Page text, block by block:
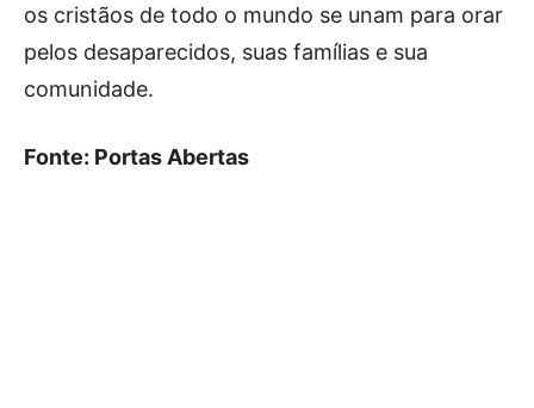
os cristãos de todo o mundo se unam para orar
pelos desaparecidos, suas famílias e sua
comunidade.
Fonte: Portas Abertas